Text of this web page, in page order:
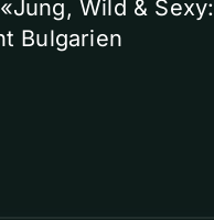
Wild & Sexy:
Bulgarien